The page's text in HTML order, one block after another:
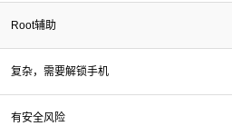
Root辅助
复杂，需要解锁手机
有安全风险